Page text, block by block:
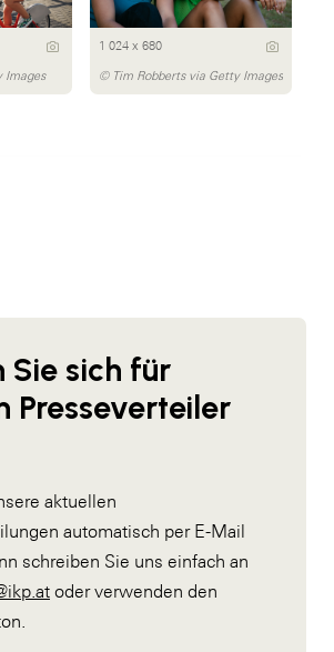
Images
1 024 x 680
© Tim Robberts via Getty Images
Sie sich für
Presseverteiler
aktuellen
automatisch per E-Mail
schreiben Sie uns einfach an
oder verwenden den